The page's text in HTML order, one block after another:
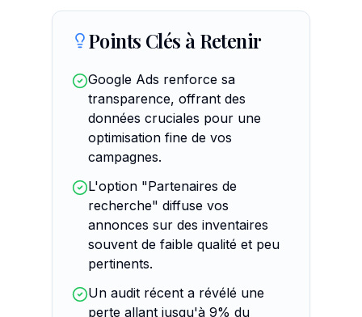
Points Clés à Retenir
Google Ads renforce sa
transparence, offrant des
données cruciales pour une
optimisation fine de vos
campagnes.
L'option "Partenaires de
recherche" diffuse vos
annonces sur des inventaires
souvent de faible qualité et peu
pertinents.
Un audit récent a révélé une
perte allant jusqu'à 9% du